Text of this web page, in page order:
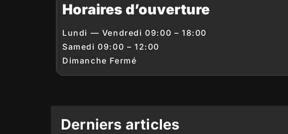
Horaires d’ouverture
Lundi — Vendredi 09:00 – 18:00
Samedi 09:00 – 12:00
Dimanche Fermé
Derniers articles